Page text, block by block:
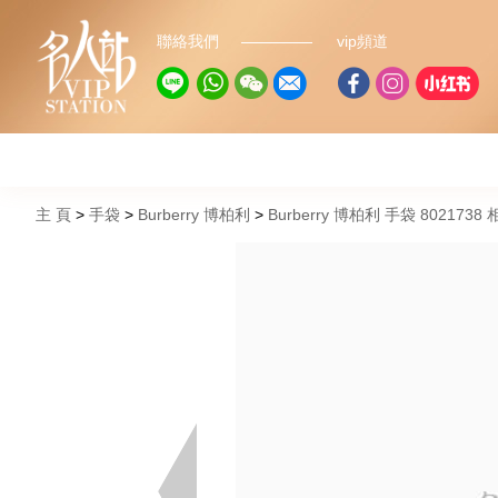
聯絡我們 vip頻道
主 頁 手袋 Burberry 博柏利 Burberry 博柏利 手袋 8021738